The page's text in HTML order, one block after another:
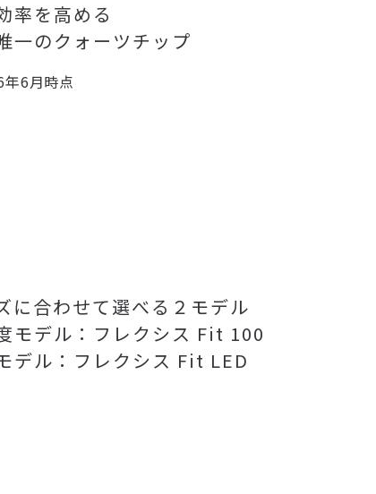
率を高める
一のクォーツチップ
6月時点
に合わせて選べる２モデル
モデル：フレクシス Fit 100
デル：フレクシス Fit LED